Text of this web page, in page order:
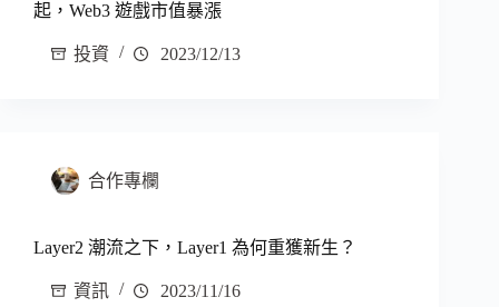
起，Web3 遊戲市值暴漲
投資 2023/12/13
合作專欄
Layer2 潮流之下，Layer1 為何重獲新生？
資訊 2023/11/16